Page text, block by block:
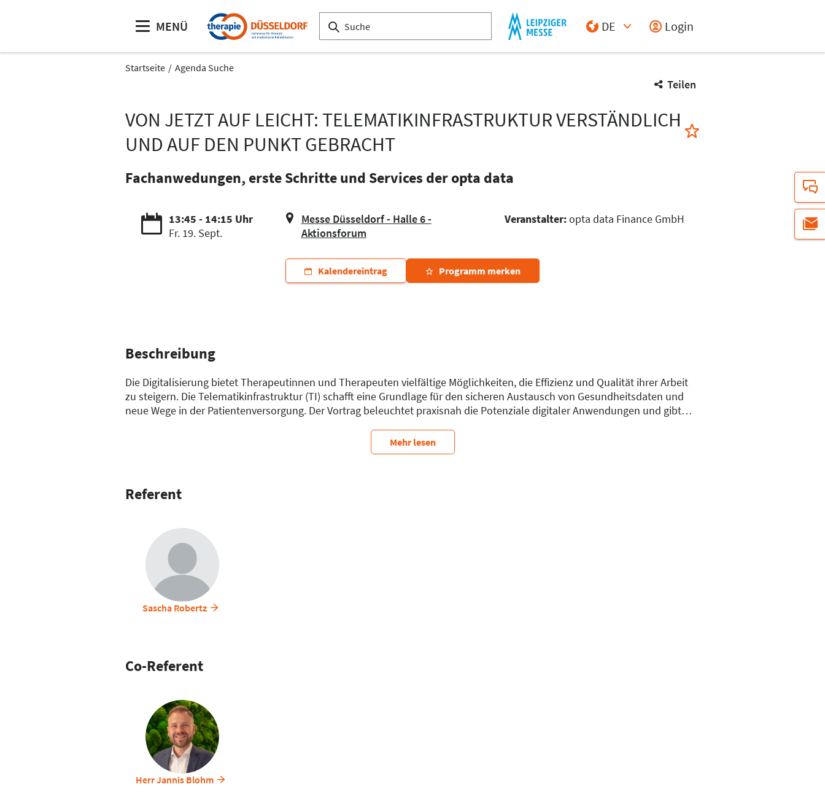
MENÜ
DE
Login
Startseite Agenda Suche
Teilen
VON JETZT AUF LEICHT: TELEMATIKINFRASTRUKTUR VERSTÄNDLICH
UND AUF DEN PUNKT GEBRACHT
Fachanwedungen, erste Schritte und Services der opta data
13:45 - 14:15 Uhr
Fr. 19. Sept.
Messe Düsseldorf - Halle 6 -
Aktionsforum
Veranstalter:opta data Finance GmbH
Kalendereintrag Programm merken
Beschreibung
Die Digitalisierung bietet Therapeutinnen und Therapeuten vielfältige Möglichkeiten, die Effizienz und Qualität ihrer Arbeit
zu steigern. Die Telematikinfrastruktur (TI) schafft eine Grundlage für den sicheren Austausch von Gesundheitsdaten und
neue Wege in der Patientenversorgung. Der Vortrag beleuchtet praxisnah die Potenziale digitaler Anwendungen und gibt
auf und geben Handlungsempfehlungen für den sicheren Umgang mit gesetzlichen Vorgaben.
Mehr lesen
Referent
Sascha Robertz
Co-Referent
Herr Jannis Blohm